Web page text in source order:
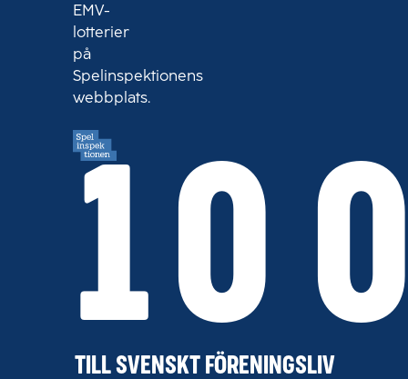
EMV-
lotterier
på
Spelinspektionens
webbplats.
10
TILL SVENSKT FÖRENINGSLIV